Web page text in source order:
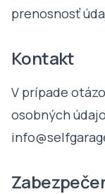
prenosnosť
Kontakt
V prípade
osobných